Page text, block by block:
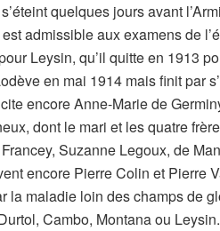
quelques jours avant
est admissible aux examens de
Leysin, qu’il quitte en 1913
en mai 1914 mais finit par
cite encore Anne-Marie de
dont le mari et les quatre
Suzanne Legoux, de
encore Pierre Colin et Pierre
la maladie loin des champs de
Cambo, Montana ou Leysin.